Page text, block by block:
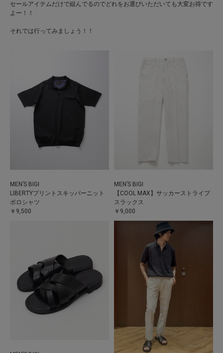
セールアイテムだけで組んでるのでどれをお選びいただいても大変お得です
よー！！
それでは行ってみましょう！！
MEN’S BIGI
LIBERTYプリントスキッパーニット
ポロシャツ
￥9,500
MEN’S BIGI
【COOL MAX】サッカーストライプ
スラックス
￥9,000